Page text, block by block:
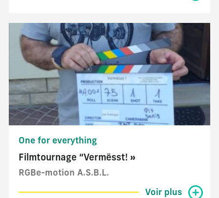
One for everything
Filmtournage “Vermësst! »
RGBe-motion A.S.B.L.
Voir plus